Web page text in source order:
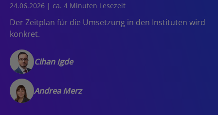
24.06.2026 | ca. 4 Minuten Lesezeit
Der Zeitplan für die Umsetzung in den Instituten wird
konkret.
Cihan Igde
Andrea Merz